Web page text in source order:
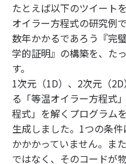
たとえば以下のツイート
オイラー方程式の研究例
数年かかるであろう『完
学的証明』の構築を、た
す。
1次元（1D）、2次元（
る「等温オイラー方程式
程式」を解くプログラム
生成しました。1つの条
かかかっていません。ま
ではなく、そのコードが